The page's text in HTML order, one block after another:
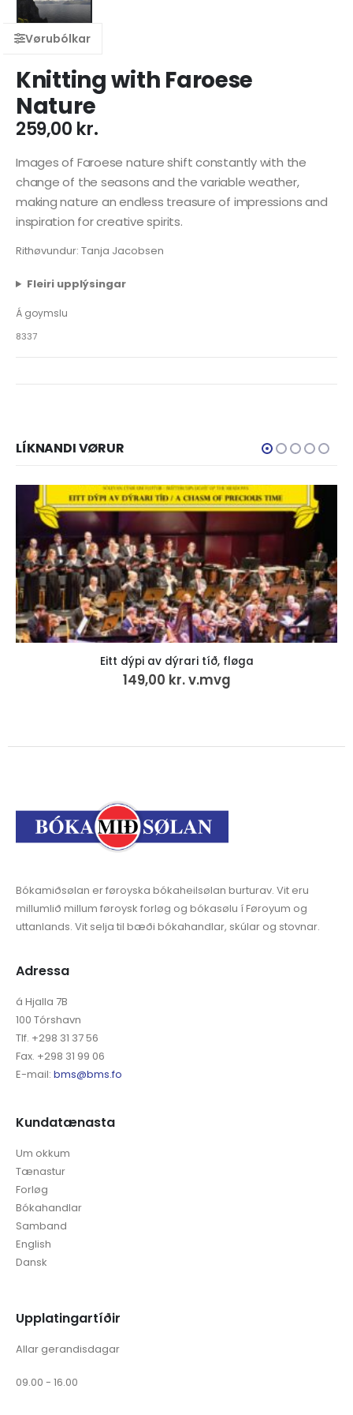
Knitting with Faroese
Nature
259,00 kr.
Images of Faroese nature shift constantly with the
change of the seasons and the variable weather,
making nature an endless treasure of impressions and
inspiration for creative spirits.
Rithøvundur: Tanja Jacobsen
Fleiri upplýsingar
Á goymslu
8337
LÍKNANDI VØRUR
Eitt dýpi av dýrari tíð, fløga
149,00 kr.v.mvg
Bókamiðsølan er føroyska bókaheilsølan burturav. Vit eru
millumlið millum føroysk forløg og bókasølu í Føroyum og
uttanlands. Vit selja til bæði bókahandlar, skúlar og stovnar.
Adressa
á Hjalla 7B
100 Tórshavn
Tlf. +298 31 37 56
Fax. +298 31 99 06
E-mail: bms@bms.fo
Kundatænasta
Um okkum
Tænastur
Forløg
Bókahandlar
Samband
English
Dansk
Upplatingartíðir
Allar gerandisdagar
09.00 - 16.00